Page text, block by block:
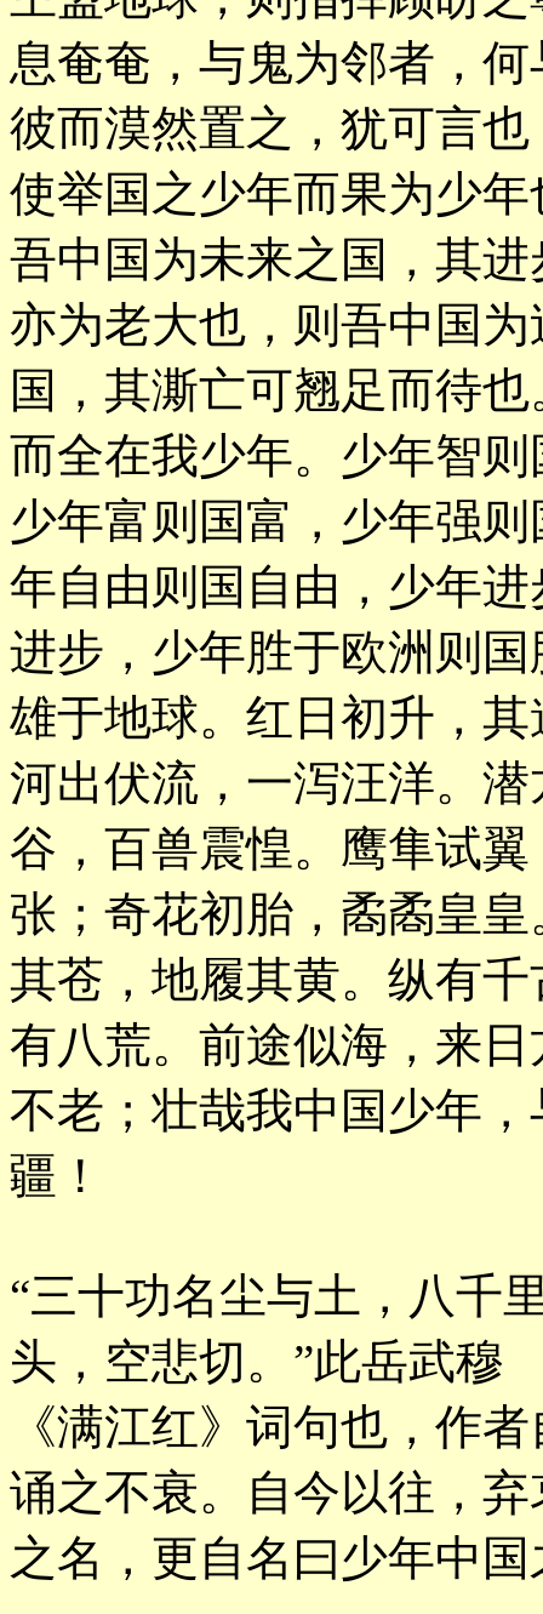
息奄奄，与鬼为邻者，何
彼而漠然置之，犹可言
使举国之少年而果为少年
吾中国为未来之国，其
亦为老大也，则吾中国为
国，其澌亡可翘足而待
而全在我少年。少年智则
少年富则国富，少年强
年自由则国自由，少年进
进步，少年胜于欧洲则
雄于地球。红日初升，
河出伏流，一泻汪洋。
谷，百兽震惶。鹰隼试
张；奇花初胎，矞矞皇
其苍，地履其黄。纵有千
有八荒。前途似海，来
不老；壮哉我中国少年，
疆！
“三十功名尘与土，八千
头，空悲切。”此岳武穆
《满江红》词句也，作
诵之不衰。自今以往，弃
之名，更自名曰少年中